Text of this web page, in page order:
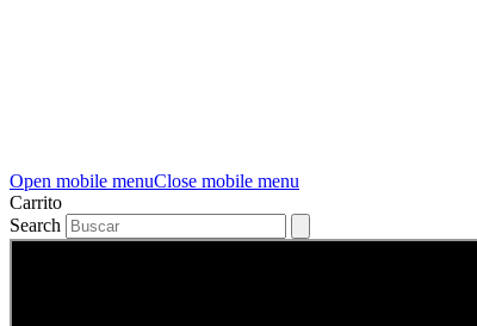
Open mobile menuClose mobile menu
Carrito
Search